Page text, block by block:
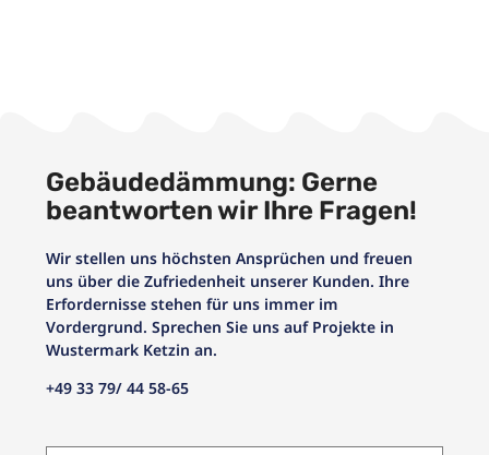
Gebäudedämmung: Gerne
beantworten wir Ihre Fragen!
Wir stellen uns höchsten Ansprüchen und freuen
uns über die Zufriedenheit unserer Kunden. Ihre
Erfordernisse stehen für uns immer im
Vordergrund. Sprechen Sie uns auf Projekte in
Wustermark Ketzin an.
+49 33 79/ 44 58-65